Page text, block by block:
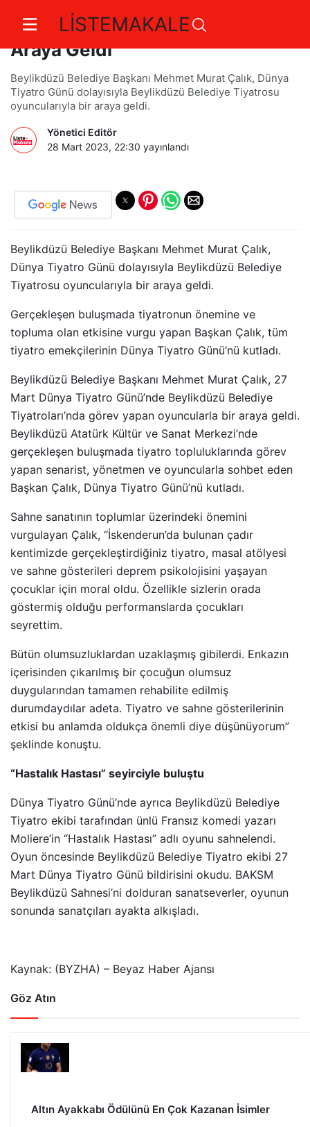
LİSTEMAKALE
Başkan Çalık Tiyatrocularla Bir
Araya Geldi
Beylikdüzü Belediye Başkanı Mehmet Murat Çalık, Dünya
Tiyatro Günü dolayısıyla Beylikdüzü Belediye Tiyatrosu
oyuncularıyla bir araya geldi.
Yönetici Editör
28 Mart 2023, 22:30 yayınlandı
Beylikdüzü Belediye Başkanı Mehmet Murat Çalık,
Dünya Tiyatro Günü dolayısıyla Beylikdüzü Belediye
Tiyatrosu oyuncularıyla bir araya geldi.
Gerçekleşen buluşmada tiyatronun önemine ve
topluma olan etkisine vurgu yapan Başkan Çalık, tüm
tiyatro emekçilerinin Dünya Tiyatro Günü’nü kutladı.
Beylikdüzü Belediye Başkanı Mehmet Murat Çalık, 27
Mart Dünya Tiyatro Günü’nde Beylikdüzü Belediye
Tiyatroları’nda görev yapan oyuncularla bir araya geldi.
Beylikdüzü Atatürk Kültür ve Sanat Merkezi’nde
gerçekleşen buluşmada tiyatro topluluklarında görev
yapan senarist, yönetmen ve oyuncularla sohbet eden
Başkan Çalık, Dünya Tiyatro Günü’nü kutladı.
Sahne sanatının toplumlar üzerindeki önemini
vurgulayan Çalık, “İskenderun’da bulunan çadır
kentimizde gerçekleştirdiğiniz tiyatro, masal atölyesi
ve sahne gösterileri deprem psikolojisini yaşayan
çocuklar için moral oldu. Özellikle sizlerin orada
göstermiş olduğu performanslarda çocukları
seyrettim.
Bütün olumsuzluklardan uzaklaşmış gibilerdi. Enkazın
içerisinden çıkarılmış bir çocuğun olumsuz
duygularından tamamen rehabilite edilmiş
durumdaydılar adeta. Tiyatro ve sahne gösterilerinin
etkisi bu anlamda oldukça önemli diye düşünüyorum”
şeklinde konuştu.
“Hastalık Hastası” seyirciyle buluştu
Dünya Tiyatro Günü’nde ayrıca Beylikdüzü Belediye
Tiyatro ekibi tarafından ünlü Fransız komedi yazarı
Moliere’in “Hastalık Hastası” adlı oyunu sahnelendi.
Oyun öncesinde Beylikdüzü Belediye Tiyatro ekibi 27
Mart Dünya Tiyatro Günü bildirisini okudu. BAKSM
Beylikdüzü Sahnesi’ni dolduran sanatseverler, oyunun
sonunda sanatçıları ayakta alkışladı.
Kaynak: (BYZHA) – Beyaz Haber Ajansı
Göz Atın
Altın Ayakkabı Ödülünü En Çok Kazanan İsimler